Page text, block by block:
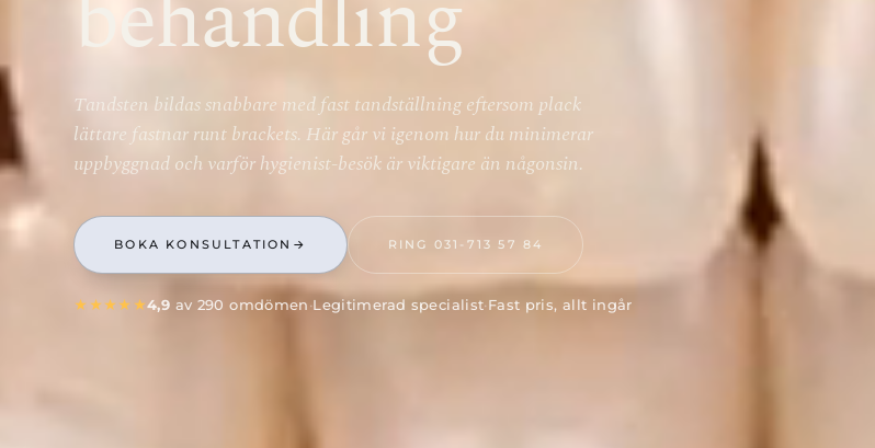
Tandsten bildas snabbare med fast tandställning eftersom plack
lättare fastnar runt brackets. Här går vi igenom hur du minimerar
uppbyggnad och varför hygienist-besök är viktigare än någonsin.
BOKA KONSULTATION → RING 031-713 57 84
★★★★★4,9 av 290 omdömen ·Legitimerad specialist·Fast pris, allt ingår